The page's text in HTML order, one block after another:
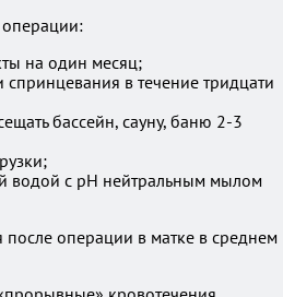
на один месяц;
спринцевания в течение тридцати
бассейн, сауну, баню 2-3
водой с pH нейтральным мылом
операции в матке в среднем